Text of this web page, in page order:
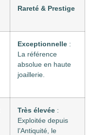
Rareté & Prestige
Exceptionnelle :
La référence
absolue en haute
joaillerie.
Très élevée :
Exploitée depuis
l’Antiquité, le